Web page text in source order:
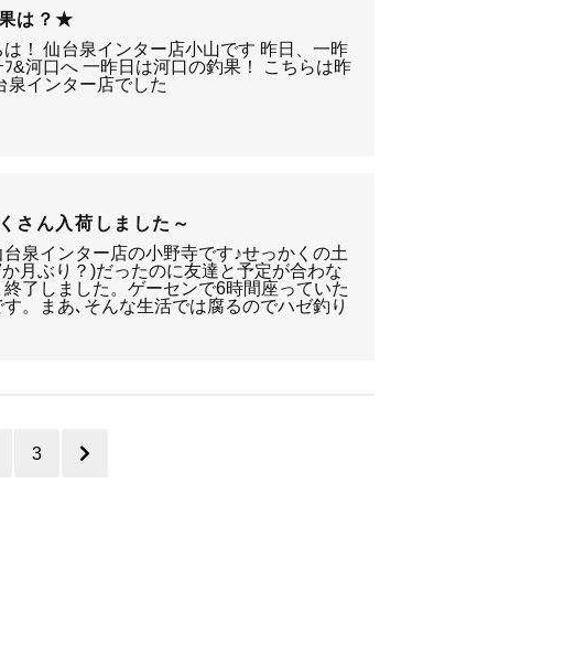
は？★
！ 仙台泉インター店小山です 昨日、一昨
ﾌ&河口へ 一昨日は河口の釣果！ こちらは昨
泉インター店でした
さん入荷しました～
泉インター店の小野寺です♪せっかくの土
月ぶり？)だったのに友達と予定が合わな
終了しました。ゲーセンで6時間座っていた
。まあ､そんな生活では腐るのでハゼ釣り
3